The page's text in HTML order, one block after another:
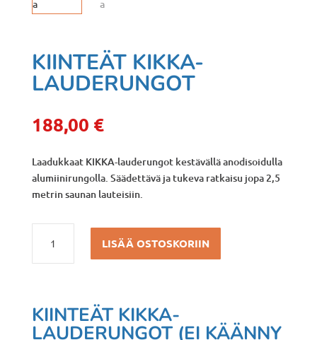
KIINTEÄT KIKKA-
LAUDERUNGOT
188,00 €
Laadukkaat KIKKA-lauderungot kestävällä anodisoidulla
alumiinirungolla. Säädettävä ja tukeva ratkaisu jopa 2,5
metrin saunan lauteisiin.
KIKKA-
LAUDERUNGOT
LISÄÄ OSTOSKORIIN
KIINTEÄT KIKKA-
LAUDERUNGOT (EI KÄÄNNY